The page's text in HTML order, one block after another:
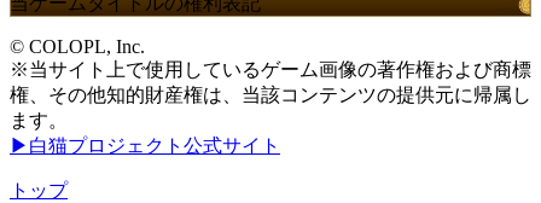
© COLOPL, Inc.
※当サイト上で使用しているゲーム画像の著作権および商標
権、その他知的財産権は、当該コンテンツの提供元に帰属し
ます。
▶白猫プロジェクト公式サイト
トップ